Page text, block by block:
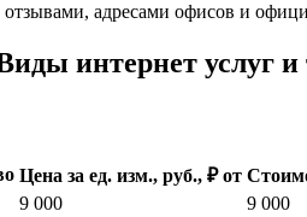
адресами офисов и
интернет услуг и
Цена за ед. изм., руб., ₽ от
9 000
9 000